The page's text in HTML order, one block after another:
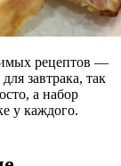
рецептов —
завтрака, так
а набор
у каждого.